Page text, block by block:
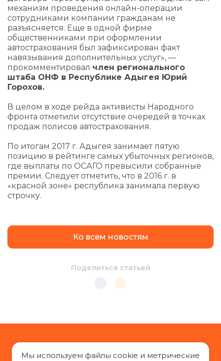
механизм проведения онлайн-операции
сотрудниками компании гражданам не
разъясняется. Еще в одной фирме
общественниками при оформлении
автострахования был зафиксирован факт
навязывания дополнительных услуг», —
прокомментировал член регионального
штаба ОНФ в Республике Адыгея Юрий
Горохов.
В целом в ходе рейда активисты Народного
фронта отметили отсутствие очередей в точках
продаж полисов автострахования.
По итогам 2017 г. Адыгея занимает пятую
позицию в рейтинге самых убыточных регионов,
где выплаты по ОСАГО превысили собранные
премии. Следует отметить, что в 2016 г. в
«красной зоне» республика занимала первую
строчку.
Ко всем новостям
Поделиться статьей
Мы используем файлы cookie и метрические